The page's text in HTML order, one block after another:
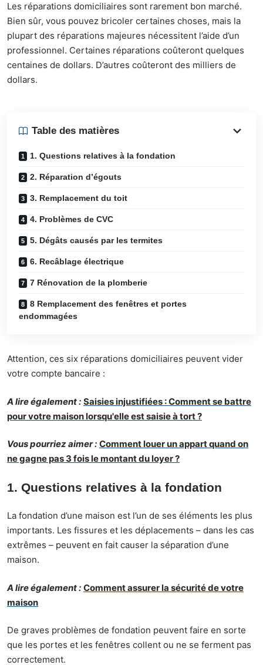
Les réparations domiciliaires sont rarement bon marché.
Bien sûr, vous pouvez bricoler certaines choses, mais la
plupart des réparations majeures nécessitent l’aide d’un
professionnel. Certaines réparations coûteront quelques
centaines de dollars. D’autres coûteront des milliers de
dollars.
Table des matières
1. Questions relatives à la fondation
2. Réparation d’égouts
3. Remplacement du toit
4. Problèmes de CVC
5. Dégâts causés par les termites
6. Recâblage électrique
7 Rénovation de la plomberie
8 Remplacement des fenêtres et portes
endommagées
Attention, ces six réparations domiciliaires peuvent vider
votre compte bancaire :
A lire également : Saisies injustifiées : Comment se battre
pour votre maison lorsqu'elle est saisie à tort ?
Vous pourriez aimer : Comment louer un appart quand on
ne gagne pas 3 fois le montant du loyer ?
1. Questions relatives à la fondation
La fondation d’une maison est l’un de ses éléments les plus
importants. Les fissures et les déplacements – dans les cas
extrêmes – peuvent en fait causer la séparation d’une
maison.
A lire également : Comment assurer la sécurité de votre
maison
De graves problèmes de fondation peuvent faire en sorte
que les portes et les fenêtres collent ou ne se ferment pas
correctement.